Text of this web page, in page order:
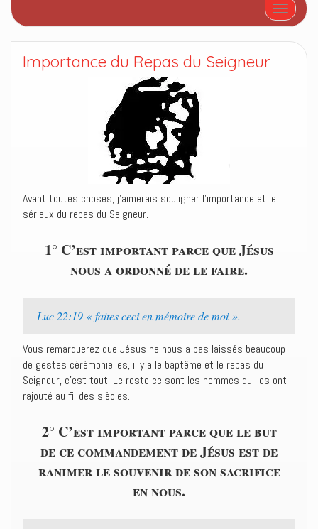
Afficher/
Importance du Repas du Seigneur
Avant toutes choses, j’aimerais souligner l’importance et le
sérieux du repas du Seigneur.
1° C’est important parce que Jésus
nous a ordonné de le faire.
Luc 22:19 « faites ceci en mémoire de moi ».
Vous remarquerez que Jésus ne nous a pas laissés beaucoup
de gestes cérémonielles, il y a le baptême et le repas du
Seigneur, c’est tout! Le reste ce sont les hommes qui les ont
rajouté au fil des siècles.
2° C’est important parce que le but
de ce commandement de Jésus est de
ranimer le souvenir de son sacrifice
en nous.